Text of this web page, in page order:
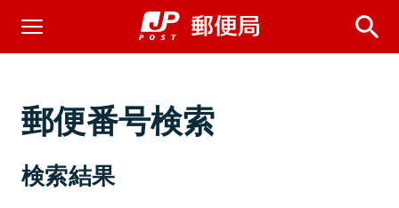
郵便番号検索
検索結果